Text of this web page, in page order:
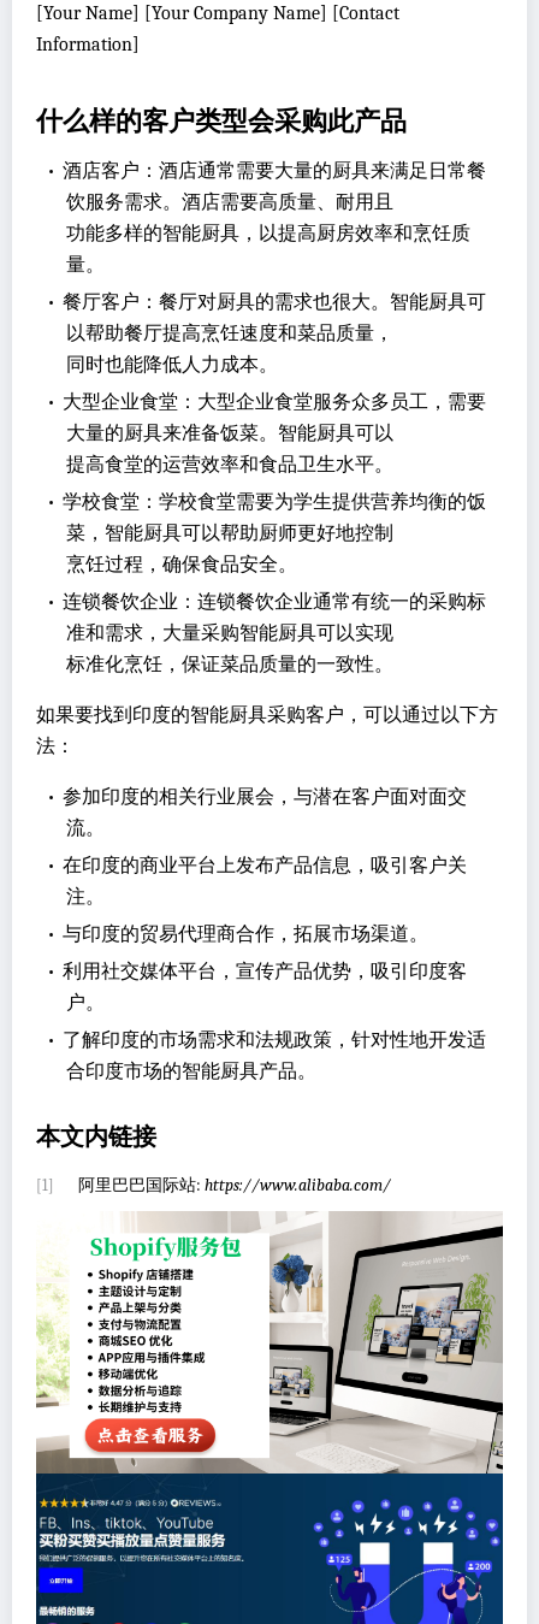
[Your Name] [Your Company Name] [Contact
Information]
什么样的客户类型会采购此产品
• 酒店客户：酒店通常需要大量的厨具来满足日常餐
饮服务需求。酒店需要高质量、耐用且
功能多样的智能厨具，以提高厨房效率和烹饪质
量。
• 餐厅客户：餐厅对厨具的需求也很大。智能厨具可
以帮助餐厅提高烹饪速度和菜品质量，
同时也能降低人力成本。
• 大型企业食堂：大型企业食堂服务众多员工，需要
大量的厨具来准备饭菜。智能厨具可以
提高食堂的运营效率和食品卫生水平。
• 学校食堂：学校食堂需要为学生提供营养均衡的饭
菜，智能厨具可以帮助厨师更好地控制
烹饪过程，确保食品安全。
• 连锁餐饮企业：连锁餐饮企业通常有统一的采购标
准和需求，大量采购智能厨具可以实现
标准化烹饪，保证菜品质量的一致性。
如果要找到印度的智能厨具采购客户，可以通过以下方
法：
• 参加印度的相关行业展会，与潜在客户面对面交
流。
• 在印度的商业平台上发布产品信息，吸引客户关
注。
• 与印度的贸易代理商合作，拓展市场渠道。
• 利用社交媒体平台，宣传产品优势，吸引印度客
户。
• 了解印度的市场需求和法规政策，针对性地开发适
合印度市场的智能厨具产品。
本文内链接
[1] 阿里巴巴国际站:https://www.alibaba.com/